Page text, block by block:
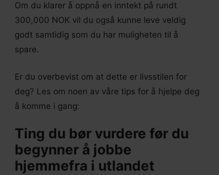
Om du klarer å oppnå en inntekt på rundt
300,000 NOK vil du også kunne leve veldig
godt samtidig som du har muligheten til å
spare.
Er du overbevist om at dette er livsstilen for
deg? Les om noen av våre tips for å hjelpe deg
å komme i gang:
Ting du bør vurdere før du
begynner å jobbe
hjemmefra i utlandet